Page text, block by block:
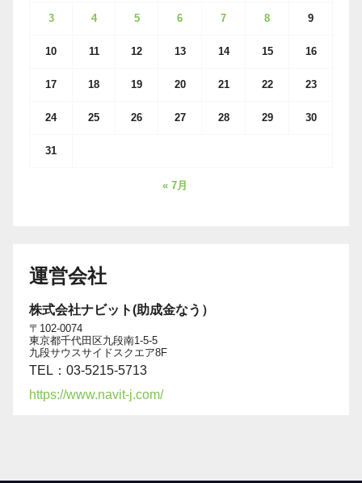
3 4 5 6 7 8 9
10 11 12 13 14 15 16
17 18 19 20 21 22 23
24 25 26 27 28 29 30
31
« 7月
運営会社
株式会社ナビット(助成金なう）
〒102-0074
東京都千代田区九段南1-5-5
九段サウスサイドスクエア8F
TEL：03-5215-5713
https://www.navit-j.com/